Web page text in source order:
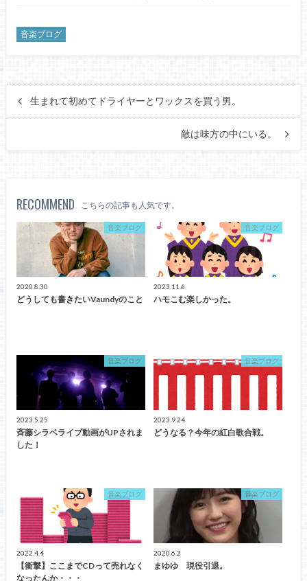
音楽ブログ
生まれて初めてドライヤーとワックスを買う男。
敵は味方の中にいる。
RECOMMEND こちらの記事も人気です。
音楽ブログ
2020.8.30
どうしても書きたいVaundyのこと
音楽ブログ
2023.11.6
ハモこむ楽しかった。
音楽ブログ
2023.5.25
斉藤シラベライブ動画がUPされま
した！
音楽ブログ
2023.9.24
どうなる？今年の紅白歌合戦。
音楽ブログ
2022.4.4
【衝撃】ここまでCDって売れなく
なったんか・・・
音楽ブログ
2020.6.2
まゆゆ 現役引退。